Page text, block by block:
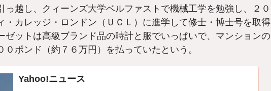
っ越し、クィーンズ大学ベルファストで機械工学を勉強し、２０
・カレッジ・ロンドン（ＵＣＬ）に進学して修士・博士号を取得
ゼットは高級ブランド品の時計と服でいっぱいで、マンションの
０ポンド（約７６万円）を払っていたという。
Yahoo!ニュース